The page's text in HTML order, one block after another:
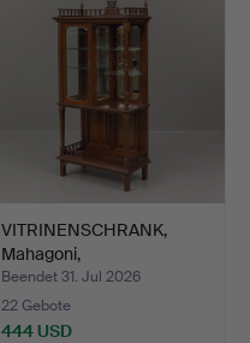
VITRINENSCHRANK,
Mahagoni,
Jahrhundertwend…
Beendet 31. Jul 2026
22 Gebote
444 USD